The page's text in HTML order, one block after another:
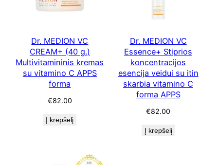
Dr. MEDION VC
CREAM+ (40 g.)
Multivitamininis kremas
su vitamino C APPS
forma
€82.00
Į krepšelį
Dr. MEDION VC
Essence+ Stiprios
koncentracijos
esencija veidui su itin
skarbia vitamino C
forma APPS
€82.00
Į krepšelį